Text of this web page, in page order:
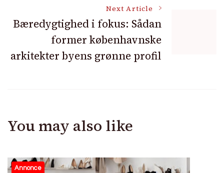
Next Article
Bæredygtighed i fokus: Sådan
former københavnske
arkitekter byens grønne profil
You may also like
Annonce